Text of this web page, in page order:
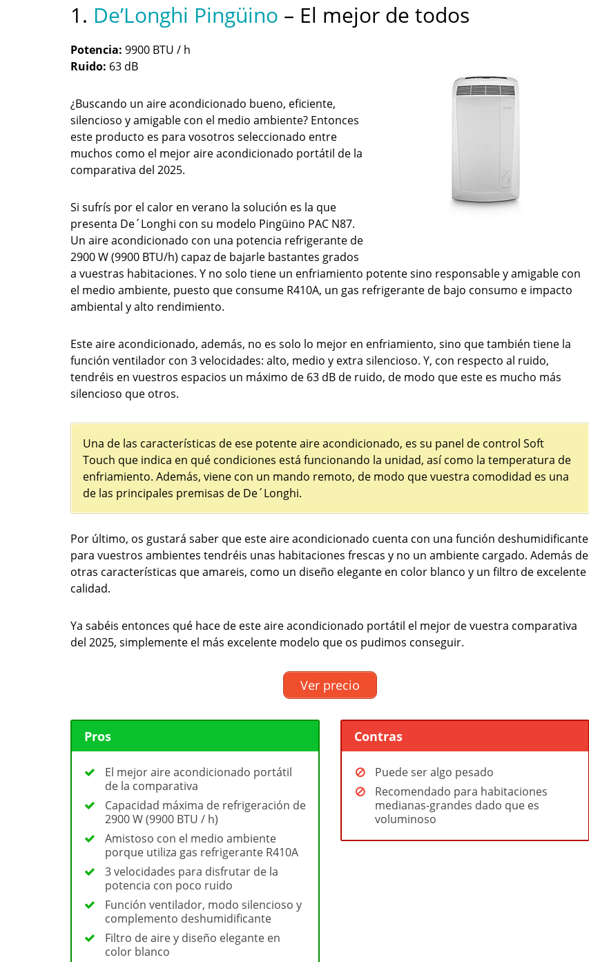
1. De’Longhi Pingüino – El mejor de todos
Potencia: 9900 BTU / h
Ruido: 63 dB
¿Buscando un aire acondicionado bueno, eficiente,
silencioso y amigable con el medio ambiente? Entonces
este producto es para vosotros seleccionado entre
muchos como el mejor aire acondicionado portátil de la
comparativa del 2025.
Si sufrís por el calor en verano la solución es la que
presenta De´Longhi con su modelo Pingüino PAC N87.
Un aire acondicionado con una potencia refrigerante de
2900 W (9900 BTU/h) capaz de bajarle bastantes grados
a vuestras habitaciones. Y no solo tiene un enfriamiento potente sino responsable y amigable con
el medio ambiente, puesto que consume R410A, un gas refrigerante de bajo consumo e impacto
ambiental y alto rendimiento.
Este aire acondicionado, además, no es solo lo mejor en enfriamiento, sino que también tiene la
función ventilador con 3 velocidades: alto, medio y extra silencioso. Y, con respecto al ruido,
tendréis en vuestros espacios un máximo de 63 dB de ruido, de modo que este es mucho más
silencioso que otros.
Una de las características de ese potente aire acondicionado, es su panel de control Soft
Touch que indica en qué condiciones está funcionando la unidad, así como la temperatura de
enfriamiento. Además, viene con un mando remoto, de modo que vuestra comodidad es una
de las principales premisas de De´Longhi.
Por último, os gustará saber que este aire acondicionado cuenta con una función deshumidificante
para vuestros ambientes tendréis unas habitaciones frescas y no un ambiente cargado. Además de
otras características que amareis, como un diseño elegante en color blanco y un filtro de excelente
calidad.
Ya sabéis entonces qué hace de este aire acondicionado portátil el mejor de vuestra comparativa
del 2025, simplemente el más excelente modelo que os pudimos conseguir.
Ver precio
Pros
El mejor aire acondicionado portátil
de la comparativa
Capacidad máxima de refrigeración de
2900 W (9900 BTU / h)
Amistoso con el medio ambiente
porque utiliza gas refrigerante R410A
3 velocidades para disfrutar de la
potencia con poco ruido
Función ventilador, modo silencioso y
complemento deshumidificante
Filtro de aire y diseño elegante en
color blanco
Contras
Puede ser algo pesado
Recomendado para habitaciones
medianas-grandes dado que es
voluminoso